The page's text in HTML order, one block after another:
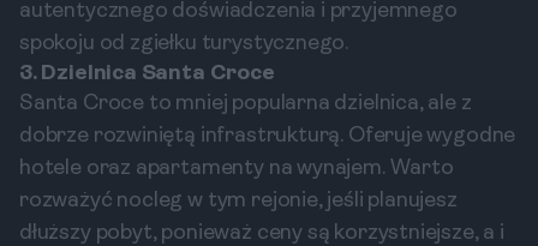
autentycznego doświadczenia i przyjemnego
spokoju od zgiełku turystycznego.
3. Dzielnica Santa Croce
Santa Croce to mniej popularna dzielnica, ale z
dobrze rozwiniętą infrastrukturą. Oferuje wygodne
hotele oraz apartamenty na wynajem. Warto
rozważyć nocleg w tym rejonie, jeśli planujesz
dłuższy pobyt, ponieważ ceny są korzystniejsze, a i